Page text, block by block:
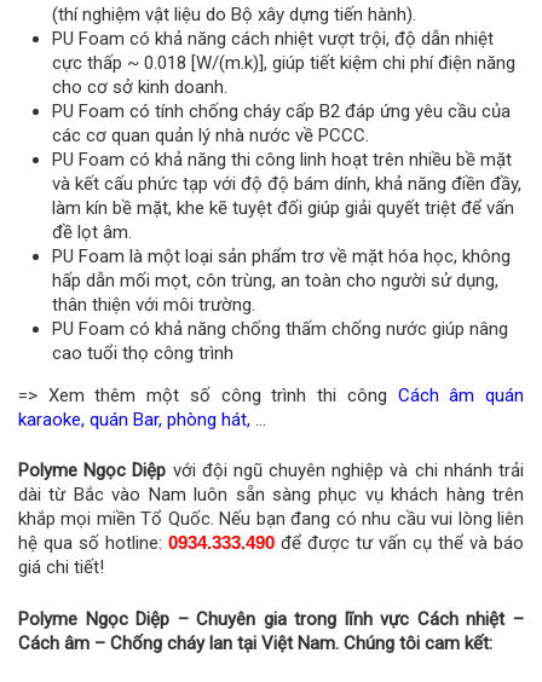
(thí nghiệm vật liệu do Bộ xây dựng tiến hành).
PU Foam có khả năng cách nhiệt vượt trội, độ dẫn nhiệt
cực thấp ~ 0.018 [W/(m.k)], giúp tiết kiệm chi phí điện năng
cho cơ sở kinh doanh.
PU Foam có tính chống cháy cấp B2 đáp ứng yêu cầu của
các cơ quan quản lý nhà nước về PCCC.
PU Foam có khả năng thi công linh hoạt trên nhiều bề mặt
và kết cấu phức tạp với độ độ bám dính, khả năng điền đầy,
làm kín bề mặt, khe kẽ tuyệt đối giúp giải quyết triệt để vấn
đề lọt âm.
PU Foam là một loại sản phẩm trơ về mặt hóa học, không
hấp dẫn mối mọt, côn trùng, an toàn cho người sử dụng,
thân thiện với môi trường.
PU Foam có khả năng chống thấm chống nước giúp nâng
cao tuổi thọ công trình
=> Xem thêm một số công trình thi công Cách âm quán
karaoke, quán Bar, phòng hát, …
Polyme Ngọc Diệp với đội ngũ chuyên nghiệp và chi nhánh trải
dài từ Bắc vào Nam luôn sẵn sàng phục vụ khách hàng trên
khắp mọi miền Tổ Quốc. Nếu bạn đang có nhu cầu vui lòng liên
hệ qua số hotline: 0934.333.490 để được tư vấn cụ thể và báo
giá chi tiết!
Polyme Ngọc Diệp – Chuyên gia trong lĩnh vực Cách nhiệt –
Cách âm – Chống cháy lan tại Việt Nam. Chúng tôi cam kết: